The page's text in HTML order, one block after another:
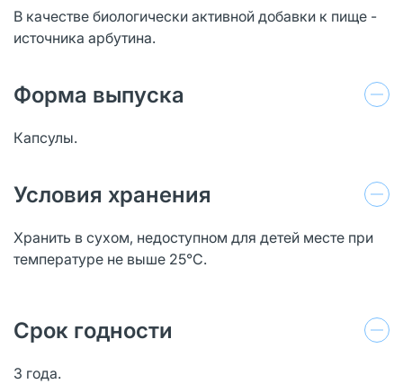
В качестве биологически активной добавки к пище -
источника арбутина.
Форма выпуска
Капсулы.
Условия хранения
Хранить в сухом, недоступном для детей месте при
температуре не выше 25°С.
Срок годности
3 года.